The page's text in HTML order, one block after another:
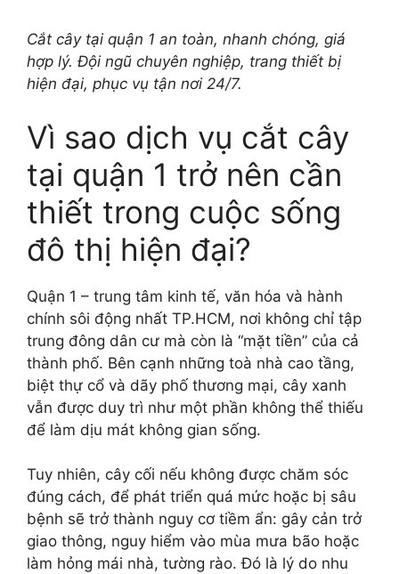
Cắt cây tại quận 1 an toàn, nhanh chóng, giá
hợp lý. Đội ngũ chuyên nghiệp, trang thiết bị
hiện đại, phục vụ tận nơi 24/7.
Vì sao dịch vụ cắt cây
tại quận 1 trở nên cần
thiết trong cuộc sống
đô thị hiện đại?
Quận 1 – trung tâm kinh tế, văn hóa và hành
chính sôi động nhất TP.HCM, nơi không chỉ tập
trung đông dân cư mà còn là “mặt tiền” của cả
thành phố. Bên cạnh những toà nhà cao tầng,
biệt thự cổ và dãy phố thương mại, cây xanh
vẫn được duy trì như một phần không thể thiếu
để làm dịu mát không gian sống.
Tuy nhiên, cây cối nếu không được chăm sóc
đúng cách, để phát triển quá mức hoặc bị sâu
bệnh sẽ trở thành nguy cơ tiềm ẩn: gây cản trở
giao thông, nguy hiểm vào mùa mưa bão hoặc
làm hỏng mái nhà, tường rào. Đó là lý do nhu